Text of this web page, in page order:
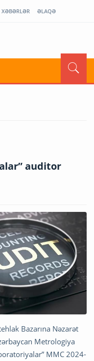
XƏBƏRLƏR ƏLAQƏ
auditor
Bazarına Nəzarət
Metrologiya
MMC 2024-